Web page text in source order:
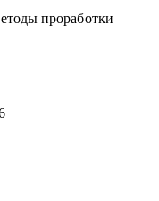
проработки